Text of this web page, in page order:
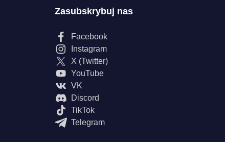
Zasubskrybuj nas
Facebook
Instagram
X (Twitter)
YouTube
VK
Discord
TikTok
Telegram